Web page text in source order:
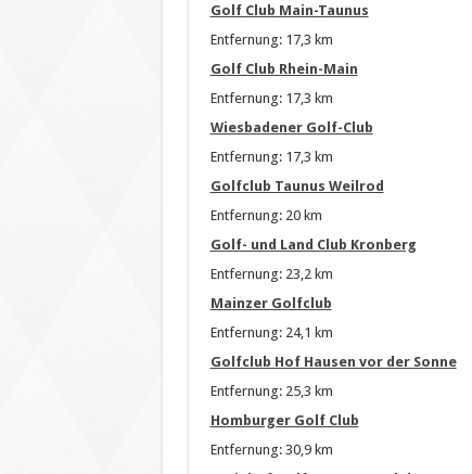
Golf Club Main-Taunus
Entfernung: 17,3 km
Golf Club Rhein-Main
Entfernung: 17,3 km
Wiesbadener Golf-Club
Entfernung: 17,3 km
Golfclub Taunus Weilrod
Entfernung: 20 km
Golf- und Land Club Kronberg
Entfernung: 23,2 km
Mainzer Golfclub
Entfernung: 24,1 km
Golfclub Hof Hausen vor der Sonne
Entfernung: 25,3 km
Homburger Golf Club
Entfernung: 30,9 km